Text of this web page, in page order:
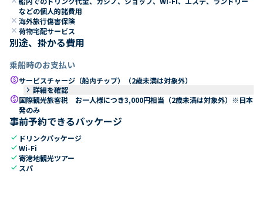
などの個人的諸費用
close 海外旅行傷害保険
close 荷物宅配サービス
別途、掛かる費用
乗船時のお支払い
paidサービスチャージ（船内チップ）（2歳未満は対象外）
keyboard_arrow_right 詳細を確認
paid国際観光旅客税 お一人様につき3,000円相当（2歳未満は対象外）※日本
発のみ
事前予約できるパッケージ
check ドリンクパッケージ
checkWi-Fi
check寄港地観光ツアー
check スパ